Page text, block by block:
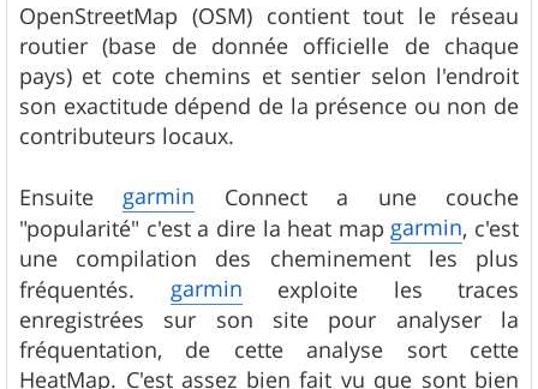
OpenStreetMap (OSM) contient tout le réseau
routier (base de donnée officielle de chaque
pays) et cote chemins et sentier selon l'endroit
son exactitude dépend de la présence ou non de
contributeurs locaux.
Ensuitegarmin Connect a une couche
"popularité" c'est a dire la heat mapgarmin, c'est
une compilation des cheminement les plus
fréquentés. garmin exploite les traces
enregistrées sur son site pour analyser la
fréquentation, de cette analyse sort cette
HeatMap. C'est assez bien fait vu que sont bien